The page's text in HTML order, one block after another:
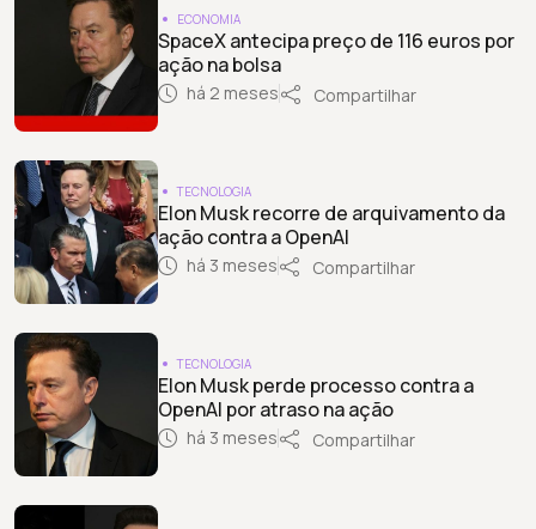
ECONOMIA
SpaceX antecipa preço de 116 euros por
ação na bolsa
há 2 meses Compartilhar
TECNOLOGIA
Elon Musk recorre de arquivamento da
ação contra a OpenAI
há 3 meses Compartilhar
TECNOLOGIA
Elon Musk perde processo contra a
OpenAI por atraso na ação
há 3 meses Compartilhar